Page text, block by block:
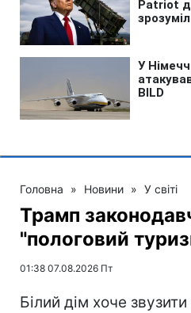
Головна » Новини » У світі
Трамп
"пологовий
01:38 07.08.2026 Пт
Білий дім хоче